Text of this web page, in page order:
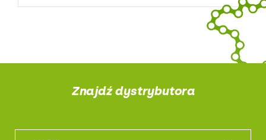
Znajdź dystrybutora